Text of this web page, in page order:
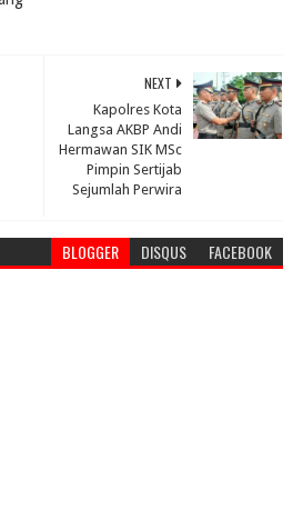
NEXT
Kapolres Kota
Langsa AKBP Andi
Hermawan SIK MSc
Pimpin Sertijab
Sejumlah Perwira
BLOGGER DISQUS FACEBOOK